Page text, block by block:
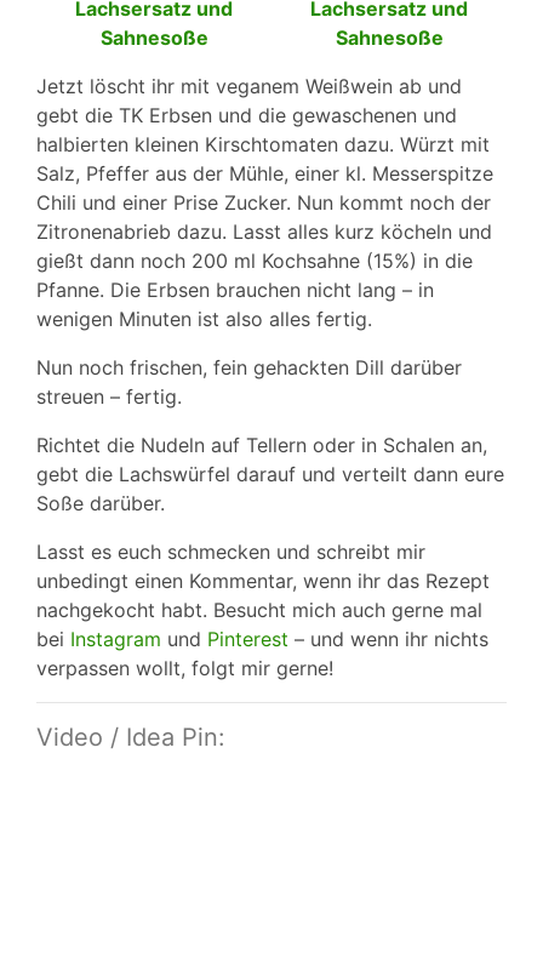
Jetzt löscht ihr mit veganem Weißwein ab und
gebt die TK Erbsen und die gewaschenen und
halbierten kleinen Kirschtomaten dazu. Würzt mit
Salz, Pfeffer aus der Mühle, einer kl. Messerspitze
Chili und einer Prise Zucker. Nun kommt noch der
Zitronenabrieb dazu. Lasst alles kurz köcheln und
gießt dann noch 200 ml Kochsahne (15%) in die
Pfanne. Die Erbsen brauchen nicht lang – in
wenigen Minuten ist also alles fertig.
Nun noch frischen, fein gehackten Dill darüber
streuen – fertig.
Richtet die Nudeln auf Tellern oder in Schalen an,
gebt die Lachswürfel darauf und verteilt dann eure
Soße darüber.
Lasst es euch schmecken und schreibt mir
unbedingt einen Kommentar, wenn ihr das Rezept
nachgekocht habt. Besucht mich auch gerne mal
bei Instagram und Pinterest – und wenn ihr nichts
verpassen wollt, folgt mir gerne!
Video / Idea Pin: